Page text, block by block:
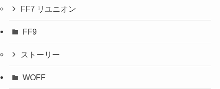
FF7 リユニオン
FF9
ストーリー
WOFF